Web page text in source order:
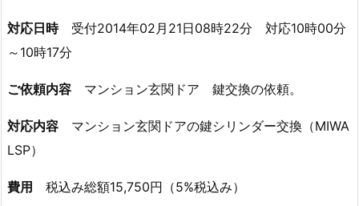
ビ
ス
用
伊
勢
市
対応日時受付2014年02月21日08時22分 対応10時00分
～10時17分
ご依頼内容 マンション玄関ドア 鍵交換の依頼。
対応内容 マンション玄関ドアの鍵シリンダー交換（MIWA
LSP）
費用 税込み総額15,750円（5%税込み）